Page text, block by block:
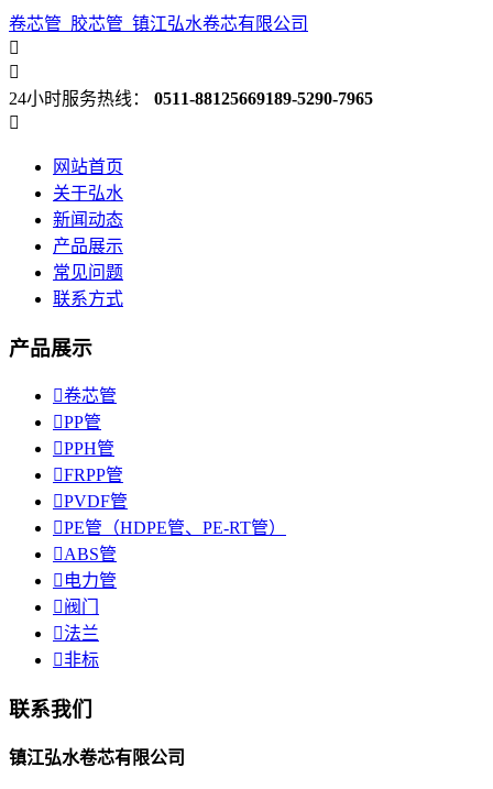
卷芯管_胶芯管_镇江弘水卷芯有限公司


24小时服务热线：
0511-88125669189-5290-7965

网站首页
关于弘水
新闻动态
产品展示
常见问题
联系方式
产品展示
卷芯管
PP管
PPH管
FRPP管
PVDF管
PE管（HDPE管、PE-RT管）
ABS管
 电力管
阀门
法兰
非标
联系我们
镇江弘水卷芯有限公司